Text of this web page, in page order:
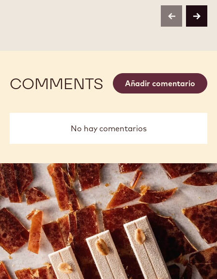
previousnext
COMMENTS Añadir comentario
No hay comentarios